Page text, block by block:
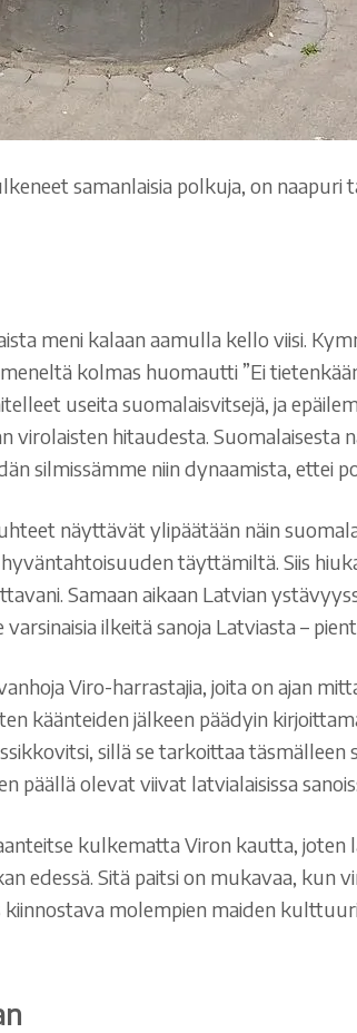
samanlaisia polkuja, on
meni kalaan aamulla kello viisi.
kolmas huomautti ”Ei
useita suomalaisvitsejä, ja
virolaisten hitaudesta.
silmissämme niin dynaamista, ettei
näyttävät ylipäätään näin
täyttämiltä. Siis
Samaan aikaan Latvian
ilkeitä sanoja Latviasta –
Viro-harrastajia, joita on ajan
käänteiden jälkeen päädyin
sillä se tarkoittaa
päällä olevat viivat latvialaisissa
kulkematta Viron kautta,
edessä. Sitä paitsi on mukavaa, kun
molempien maiden